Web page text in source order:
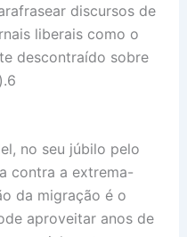
discursos de
liberais como o
descontraído sobre
no seu júbilo pelo
contra a extrema-
da migração é o
aproveitar anos de